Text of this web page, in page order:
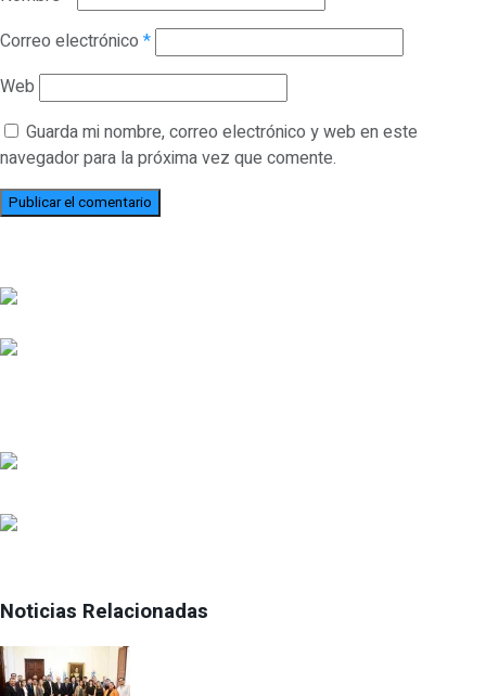
Correo electrónico *
Web
Guarda mi nombre, correo electrónico y web en este
navegador para la próxima vez que comente.
Noticias Relacionadas